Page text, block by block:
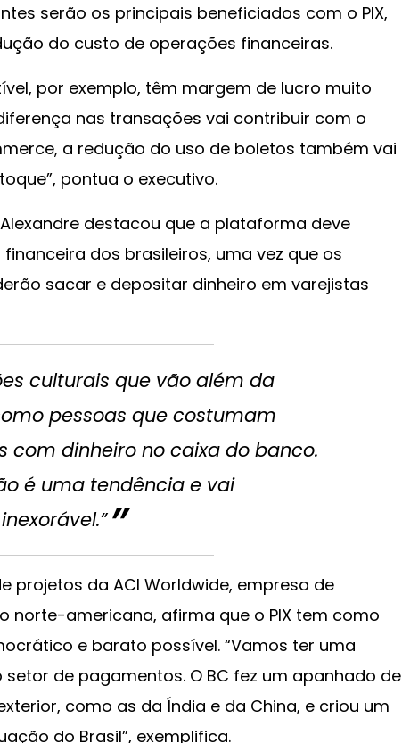
serão os principais beneficiados com o PIX,
do custo de operações financeiras.
por exemplo, têm margem de lucro muito
nas transações vai contribuir com o
a redução do uso de boletos também vai
pontua o executivo.
destacou que a plataforma deve
dos brasileiros, uma vez que os
sacar e depositar dinheiro em varejistas
culturais que vão além da
pessoas que costumam
com dinheiro no caixa do banco.
é uma tendência e vai
projetos da ACI Worldwide, empresa de
norte-americana, afirma que o PIX tem como
e barato possível. “Vamos ter uma
de pagamentos. O BC fez um apanhado de
como as da Índia e da China, e criou um
do Brasil”, exemplifica.